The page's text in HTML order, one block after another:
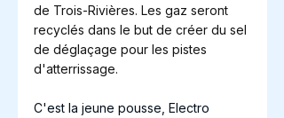
de Trois-Rivières. Les gaz seront
recyclés dans le but de créer du sel
de déglaçage pour les pistes
d'atterrissage.
C'est la jeune pousse, Electro